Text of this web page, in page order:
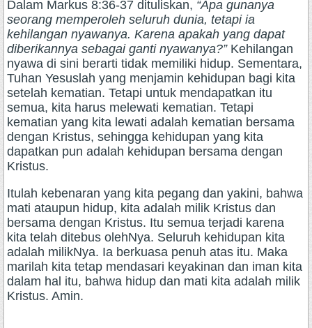
Dalam Markus 8:36-37 dituliskan, “Apa gunanya
seorang memperoleh seluruh dunia, tetapi ia
kehilangan nyawanya. Karena apakah yang dapat
diberikannya sebagai ganti nyawanya?”Kehilangan
nyawa di sini berarti tidak memiliki hidup. Sementara,
Tuhan Yesuslah yang menjamin kehidupan bagi kita
setelah kematian. Tetapi untuk mendapatkan itu
semua, kita harus melewati kematian. Tetapi
kematian yang kita lewati adalah kematian bersama
dengan Kristus, sehingga kehidupan yang kita
dapatkan pun adalah kehidupan bersama dengan
Kristus.
Itulah kebenaran yang kita pegang dan yakini, bahwa
mati ataupun hidup, kita adalah milik Kristus dan
bersama dengan Kristus. Itu semua terjadi karena
kita telah ditebus olehNya. Seluruh kehidupan kita
adalah milikNya. Ia berkuasa penuh atas itu. Maka
marilah kita tetap mendasari keyakinan dan iman kita
dalam hal itu, bahwa hidup dan mati kita adalah milik
Kristus. Amin.